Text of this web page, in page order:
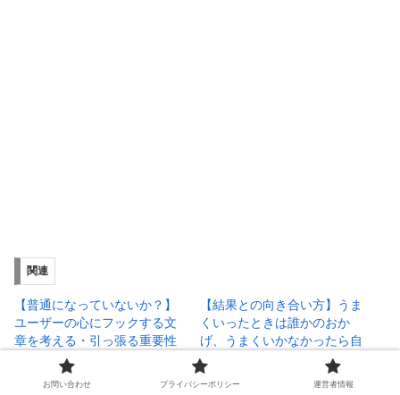
関連
【普通になっていないか？】
ユーザーの心にフックする文
章を考える・引っ張る重要性
2023年9月22日
【結果との向き合い方】うま
くいったときは誰かのおか
げ、うまくいかなかったら自
分のせい
2023年12月4日
お問い合わせ プライバシーポリシー 運営者情報